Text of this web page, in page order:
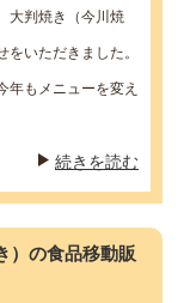
大判焼き（今川焼
いただきました。
年もメニューを変え
続きを読む
）の食品移動販